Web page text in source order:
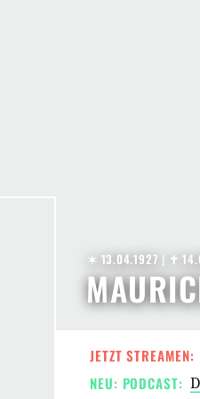
✶ 13.04.1927 | ✝︎
JETZT STREAMEN:
NEU: PODCAST: